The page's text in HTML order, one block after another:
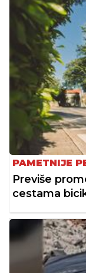
PAMETNIJE
Previše
cestama